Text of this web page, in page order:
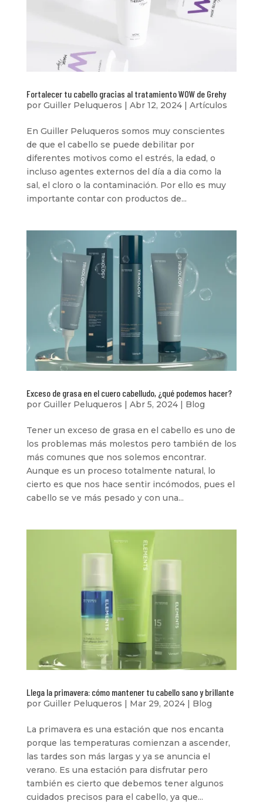
Fortalecer tu cabello gracias al tratamiento WOW de Grehy
por Guiller Peluqueros | Abr 12, 2024| Artículos
En Guiller Peluqueros somos muy conscientes
de que el cabello se puede debilitar por
diferentes motivos como el estrés, la edad, o
incluso agentes externos del día a dia como la
sal, el cloro o la contaminación. Por ello es muy
importante contar con productos de...
Exceso de grasa en el cuero cabelludo, ¿qué podemos hacer?
por Guiller Peluqueros | Abr 5, 2024| Blog
Tener un exceso de grasa en el cabello es uno de
los problemas más molestos pero también de los
más comunes que nos solemos encontrar.
Aunque es un proceso totalmente natural, lo
cierto es que nos hace sentir incómodos, pues el
cabello se ve más pesado y con una...
Llega la primavera: cómo mantener tu cabello sano y brillante
por Guiller Peluqueros | Mar 29, 2024| Blog
La primavera es una estación que nos encanta
porque las temperaturas comienzan a ascender,
las tardes son más largas y ya se anuncia el
verano. Es una estación para disfrutar pero
también es cierto que debemos tener algunos
cuidados precisos para el cabello, ya que...